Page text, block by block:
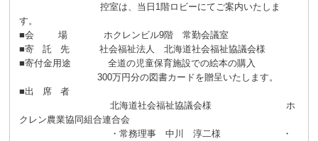
控室は、当日1階ロビーにてご案内いたしま
す。
■会 場 ホクレンビル9階 常勤会議室
■寄 託 先 社会福祉法人 北海道社会福祉協議会様
■寄付金用途 全道の児童保育施設での絵本の購入
300万円分の図書カードを贈呈いたします。
■出 席 者
北海道社会福祉協議会様 ホ
クレン農業協同組合連合会
・常務理事 中川 淳二様 ・